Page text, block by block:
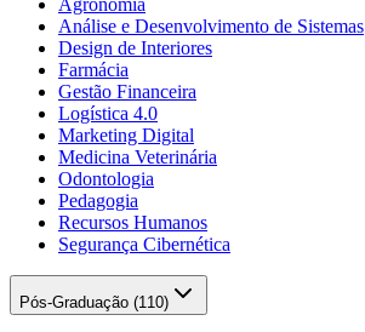
Agronomia
Análise e Desenvolvimento de Sistemas
Design de Interiores
Farmácia
Gestão Financeira
Logística 4.0
Marketing Digital
Medicina Veterinária
Odontologia
Pedagogia
Recursos Humanos
Segurança Cibernética
Pós-Graduação (110)